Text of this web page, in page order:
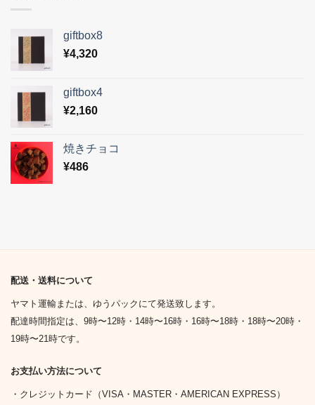
giftbox8
¥4,320
giftbox4
¥2,160
焼きチョコ
¥486
配送・送料について
ヤマト運輸または、ゆうパックにて発送致します。
配達時間指定は、9時〜12時・14時〜16時・16時〜18時・18時〜20時・
19時〜21時です。
お支払い方法について
・クレジットカード（VISA・MASTER・AMERICAN EXPRESS）